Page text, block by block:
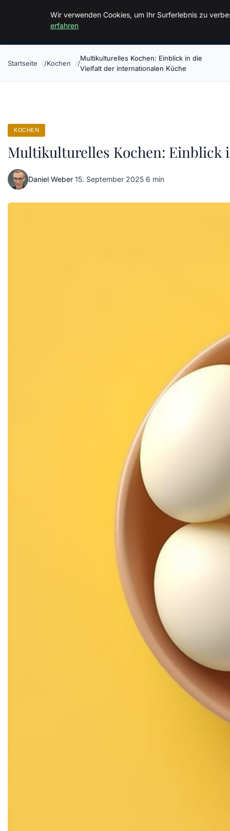
Malzminden
Startseite Kochen
Multikulturelles Kochen: Einblick in die
Vielfalt der internationalen Küche
KOCHEN
Multikulturelles Kochen: Einblick
Daniel Weber·15. September 2025·6 min
Wir verwenden Cookies, um Ihr Surferlebnis zu
erfahren